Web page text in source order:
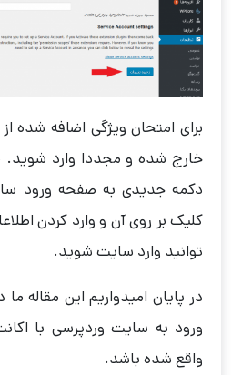
برای امتحان ویژگی اضافه شده
خارج شده و مجددا وارد شوید.
دکمه جدیدی به صفحه ورود
کلیک بر روی آن و وارد کردن
توانید وارد سایت شوید.
در پایان امیدواریم این مقاله
ورود به سایت وردپرسی با
واقع شده باشد.